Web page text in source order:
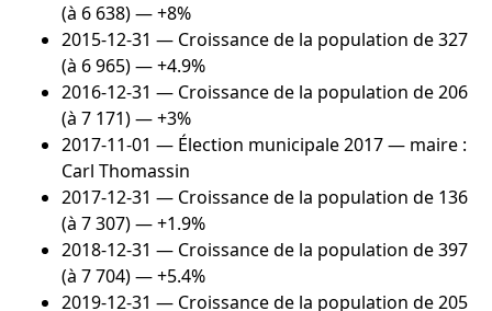
(à 6 638) — +8%
2015-12-31 — Croissance de la population de 327
(à 6 965) — +4.9%
2016-12-31 — Croissance de la population de 206
(à 7 171) — +3%
2017-11-01 — Élection municipale 2017 — maire :
Carl Thomassin
2017-12-31 — Croissance de la population de 136
(à 7 307) — +1.9%
2018-12-31 — Croissance de la population de 397
(à 7 704) — +5.4%
2019-12-31 — Croissance de la population de 205